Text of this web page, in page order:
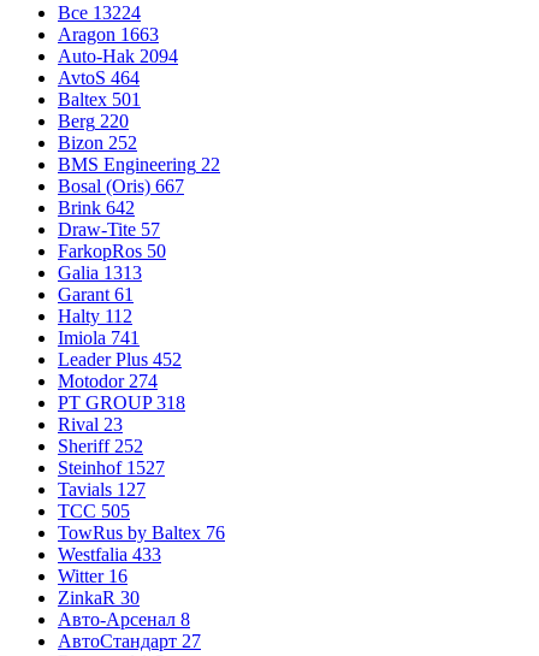
Все 13224
Aragon 1663
Auto-Hak 2094
AvtoS 464
Baltex 501
Berg 220
Bizon 252
BMS Engineering 22
Bosal (Oris) 667
Brink 642
Draw-Tite 57
FarkopRos 50
Galia 1313
Garant 61
Halty 112
Imiola 741
Leader Plus 452
Motodor 274
PT GROUP 318
Rival 23
Sheriff 252
Steinhof 1527
Tavials 127
TCC 505
TowRus by Baltex 76
Westfalia 433
Witter 16
ZinkaR 30
Авто-Арсенал 8
АвтоСтандарт 27